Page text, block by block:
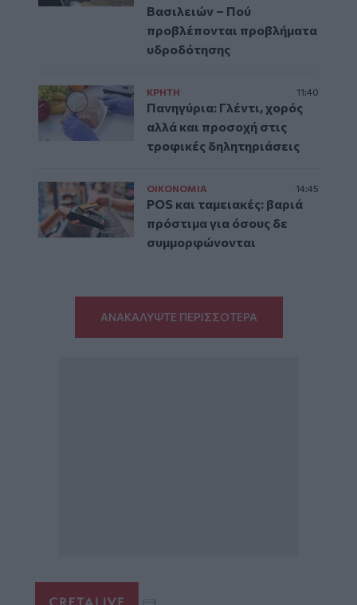
Βασιλειών – Πού
προβλέπονται προβλήματα
υδροδότησης
ΚΡΗΤΗ 11:40
Πανηγύρια: Γλέντι, χορός
αλλά και προσοχή στις
τροφικές δηλητηριάσεις
ΟΙΚΟΝΟΜΙΑ 14:45
POS και ταμειακές: βαριά
πρόστιμα για όσους δε
συμμορφώνονται
ΑΝΑΚΑΛΥΨΤΕ ΠΕΡΙΣΣΟΤΕΡΑ